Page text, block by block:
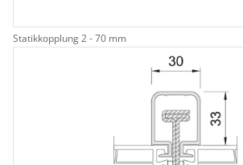
Statikkopplung 2 - 70 mm